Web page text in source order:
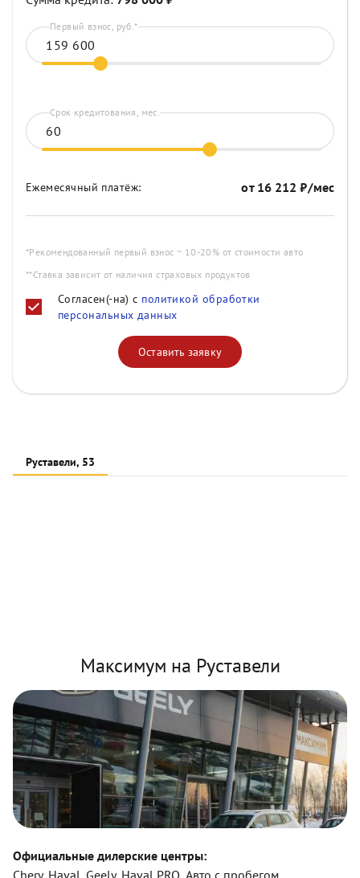
Первый взнос, руб.*
Срок кредитования, мес.
Ежемесячный платёж: от 16 212 ₽/мес
*Рекомендованный первый взнос ~ 10-20% от стоимости авто
**Ставка зависит от наличия страховых продуктов
Согласен(-на) с политикой обработки
персональных данных
Оставить заявку
Руставели, 53
Максимум на Руставели
Официальные дилерские центры: